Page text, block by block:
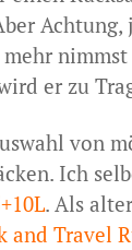
Achtung,
mehr
er zu
von
Ich
. Als
and Travel